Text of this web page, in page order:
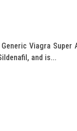
Viagra
and is...